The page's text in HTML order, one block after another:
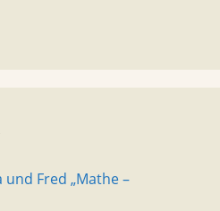
Fred „Mathe –